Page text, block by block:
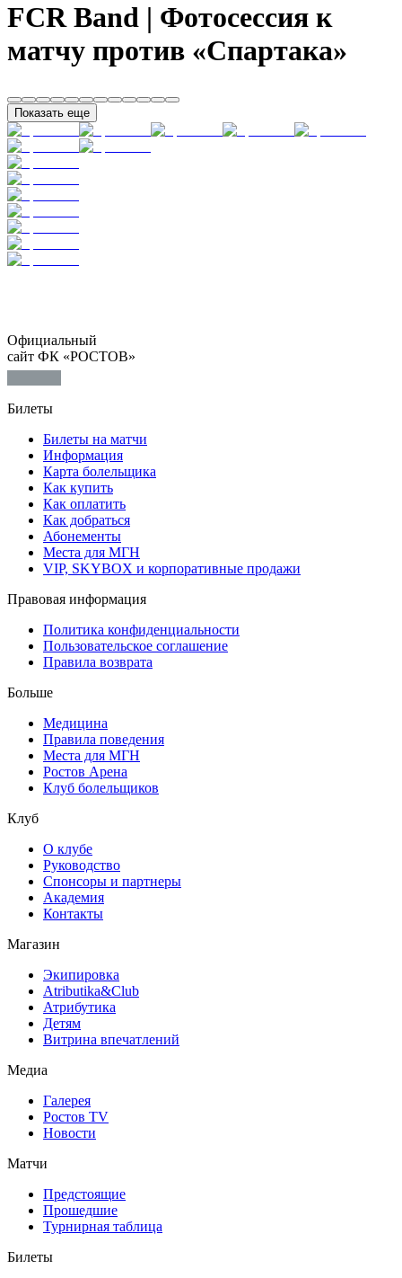
FCR Band | Фотосессия к
матчу против «Спартака»
Показать еще
Официальный
сайт ФК «РОСТОВ»
Билеты
Билеты на матчи
Информация
Карта болельщика
Как купить
Как оплатить
Как добраться
Абонементы
Места для МГН
VIP, SKYBOX и корпоративные продажи
Правовая информация
Политика конфиденциальности
Пользовательское соглашение
Правила возврата
Больше
Медицина
Правила поведения
Места для МГН
Ростов Арена
Клуб болельщиков
Клуб
О клубе
Руководство
Спонсоры и партнеры
Академия
Контакты
Магазин
Экипировка
Atributika&Club
Атрибутика
Детям
Витрина впечатлений
Медиа
Галерея
Ростов TV
Новости
Матчи
Предстоящие
Прошедшие
Турнирная таблица
Билеты